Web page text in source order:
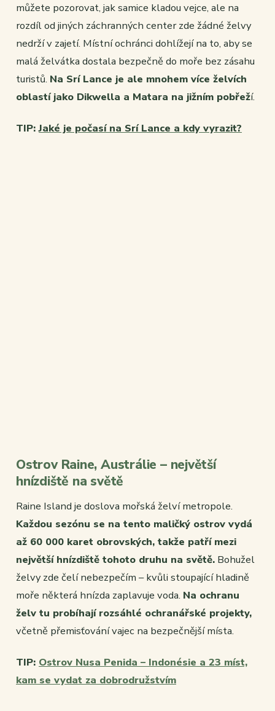
můžete pozorovat, jak samice kladou vejce, ale na
rozdíl od jiných záchranných center zde žádné želvy
nedrží v zajetí. Místní ochránci dohlížejí na to, aby se
malá želvátka dostala bezpečně do moře bez zásahu
turistů. Na Srí Lance je ale mnohem více želvích
oblastí jako Dikwella a Matara na jižním pobřeží.
TIP:Jaké je počasí na Srí Lance a kdy vyrazit?
Ostrov Raine, Austrálie – největší
hnízdiště na světě
Raine Island je doslova mořská želví metropole.
Každou sezónu se na tento maličký ostrov vydá
až 60 000 karet obrovských, takže patří mezi
největší hnízdiště tohoto druhu na světě. Bohužel
želvy zde čelí nebezpečím – kvůli stoupající hladině
moře některá hnízda zaplavuje voda. Na ochranu
želv tu probíhají rozsáhlé ochranářské projekty,
včetně přemisťování vajec na bezpečnější místa.
TIP: Ostrov Nusa Penida – Indonésie a 23 míst,
kam se vydat za dobrodružstvím